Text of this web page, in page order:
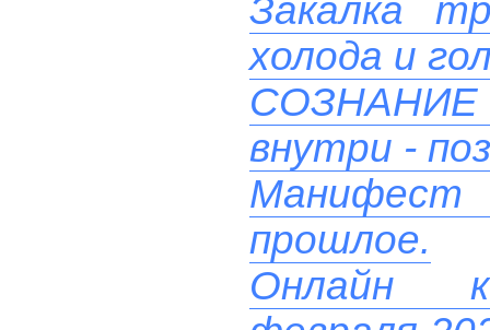
Закалка
холода и
внутри -
прошлое.
Онлайн